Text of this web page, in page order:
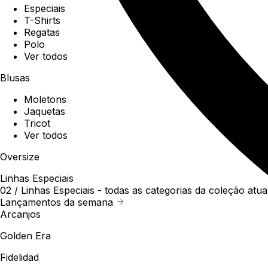
Especiais
T-Shirts
Regatas
Polo
Ver todos
Blusas
Moletons
Jaquetas
Tricot
Ver todos
Oversize
Linhas Especiais
02 / Linhas Especiais - todas as categorias da coleção
Lançamentos da semana
Arcanjos
Golden Era
Fidelidad